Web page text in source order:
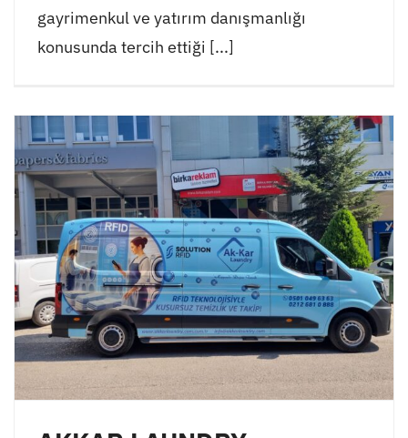
gayrimenkul ve yatırım danışmanlığı
konusunda tercih ettiği [...]